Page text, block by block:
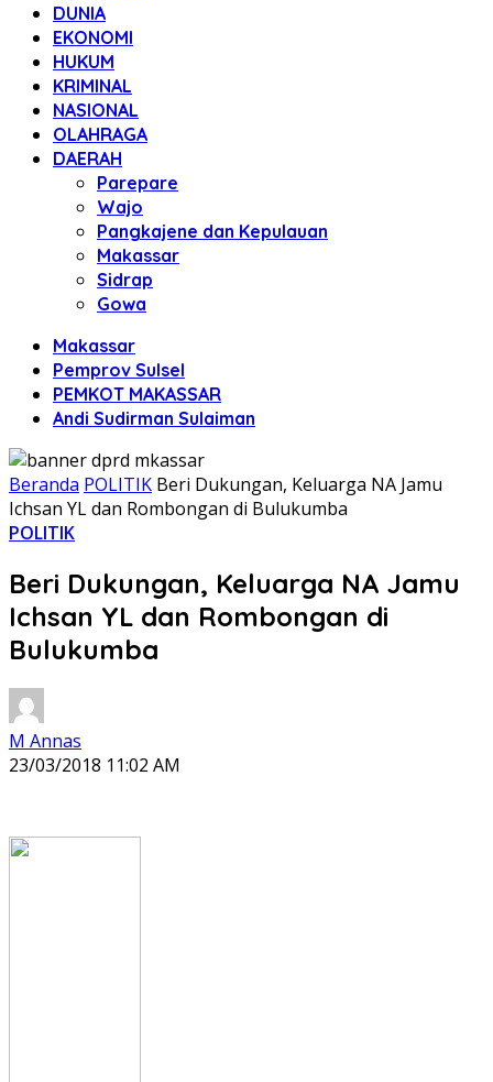
DUNIA
EKONOMI
HUKUM
KRIMINAL
NASIONAL
OLAHRAGA
DAERAH
Parepare
Wajo
Pangkajene dan Kepulauan
Makassar
Sidrap
Gowa
Makassar
Pemprov Sulsel
PEMKOT MAKASSAR
Andi Sudirman Sulaiman
Beranda POLITIK Beri Dukungan, Keluarga NA Jamu
Ichsan YL dan Rombongan di Bulukumba
POLITIK
Beri Dukungan, Keluarga NA Jamu
Ichsan YL dan Rombongan di
Bulukumba
M Annas
23/03/2018 11:02 AM